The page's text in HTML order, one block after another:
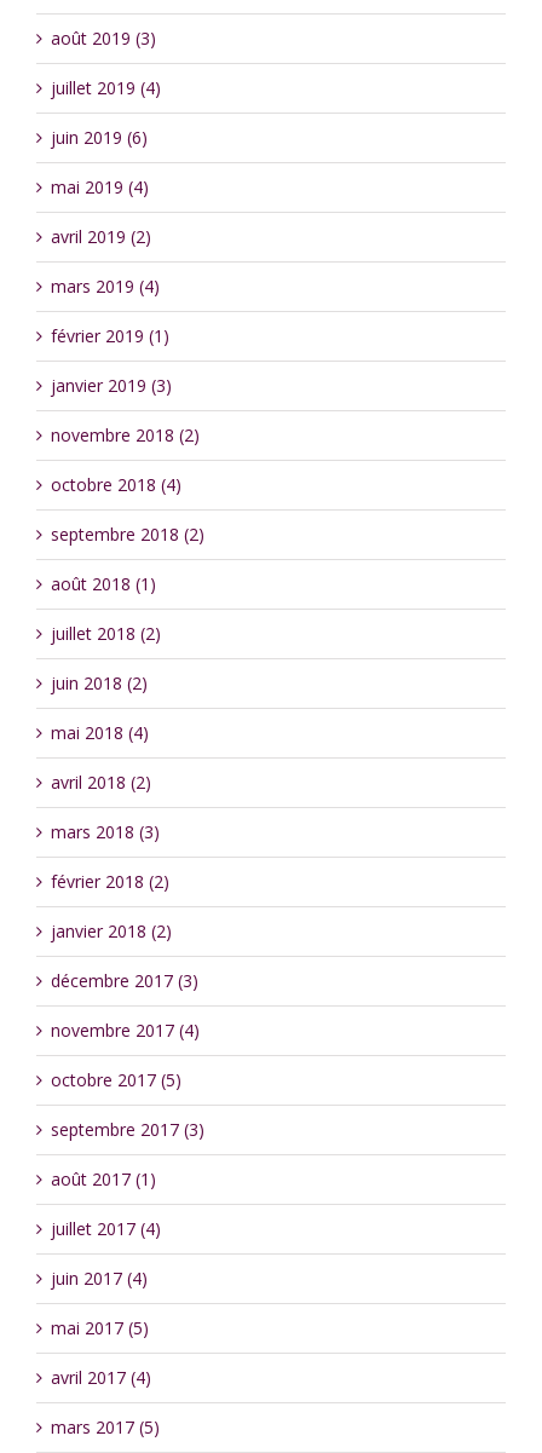
août 2019 (3)
juillet 2019 (4)
juin 2019 (6)
mai 2019 (4)
avril 2019 (2)
mars 2019 (4)
février 2019 (1)
janvier 2019 (3)
novembre 2018 (2)
octobre 2018 (4)
septembre 2018 (2)
août 2018 (1)
juillet 2018 (2)
juin 2018 (2)
mai 2018 (4)
avril 2018 (2)
mars 2018 (3)
février 2018 (2)
janvier 2018 (2)
décembre 2017 (3)
novembre 2017 (4)
octobre 2017 (5)
septembre 2017 (3)
août 2017 (1)
juillet 2017 (4)
juin 2017 (4)
mai 2017 (5)
avril 2017 (4)
mars 2017 (5)